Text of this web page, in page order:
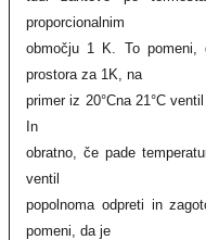
proporcionalnim
območju 1 K. To pomeni,
prostora za 1K, na
primer iz 20°Cna 21°C
In
obratno, če pade
ventil
popolnoma odpreti in
pomeni, da je